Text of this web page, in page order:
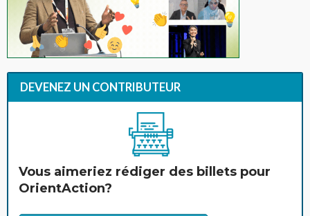
DEVENEZ UN CONTRIBUTEUR
Vous aimeriez rédiger des billets pour
OrientAction?